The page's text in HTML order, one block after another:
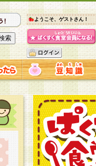
ようこそ、ゲストさん！